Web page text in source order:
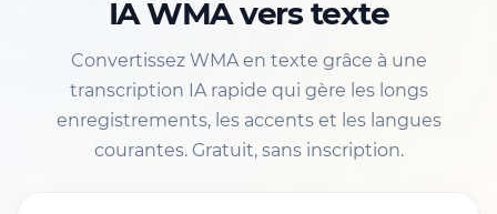
IA WMA vers texte
Convertissez WMA en texte grâce à une
transcription IA rapide qui gère les longs
enregistrements, les accents et les langues
courantes. Gratuit, sans inscription.